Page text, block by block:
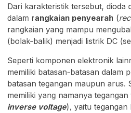
Dari karakteristik tersebut, dioda
dalam rangkaian penyearah (
rangkaian yang mampu
(bolak-balik) menjadi listrik DC
Seperti komponen elektronik
memiliki batasan-batasan dalam
batasan tegangan maupun arus.
memiliki yang namanya tegangan
inverse voltage), yaitu tegangan